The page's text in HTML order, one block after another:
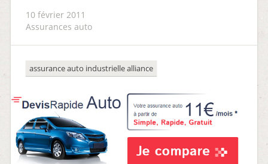
10 février 2011
Assurances auto
assurance auto industrielle alliance